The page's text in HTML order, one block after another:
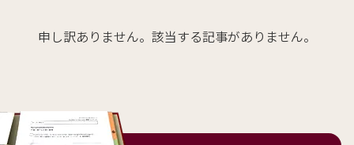
申し訳ありません。該当する記事がありません。